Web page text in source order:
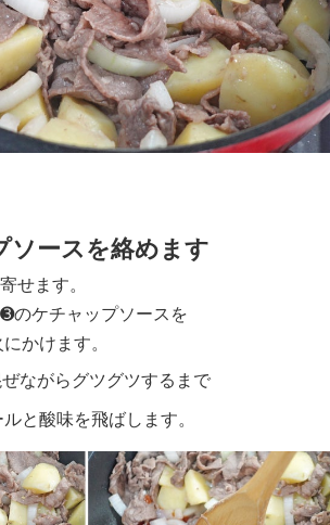
ソースを絡めます
せます。
のケチャップソースを
かけます。
ながらグツグツするまで
と酸味を飛ばします。